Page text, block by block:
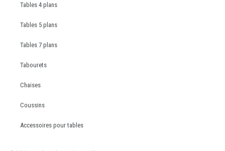
Tables 4 plans
Tables 5 plans
Tables 7 plans
Tabourets
Chaises
Coussins
Accessoires pour tables